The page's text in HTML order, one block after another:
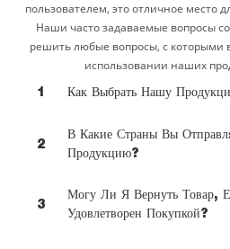
пользователем, это отличное место
Наши часто задаваемые вопросы
решить любые вопросы, с которыми
использовании наших
1 Как Выбрать Нашу
2
В Какие Страны Вы
Продукцию?
3
Могу Ли Я Вернуть Товар,
Удовлетворен Покупкой?